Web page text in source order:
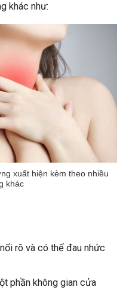
khác như:
xuất hiện kèm theo nhiều
khác
rõ và có thể đau nhức
phần không gian cửa